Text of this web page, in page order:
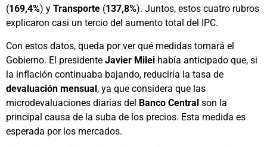
(169,4%) y Transporte (137,8%). Juntos, estos cuatro rubros
explicaron casi un tercio del aumento total del IPC.
Con estos datos, queda por ver qué medidas tomará el
Gobierno. El presidente Javier Milei había anticipado que, si
la inflación continuaba bajando, reduciría la tasa de
devaluación mensual, ya que considera que las
microdevaluaciones diarias del Banco Central son la
principal causa de la suba de los precios. Esta medida es
esperada por los mercados.